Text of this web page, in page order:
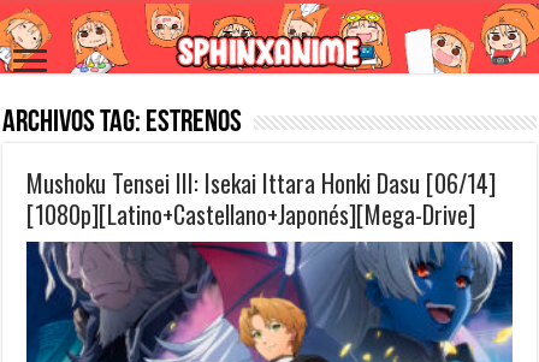
Archivos Tag: Estrenos
Mushoku Tensei III: Isekai Ittara Honki Dasu [06/14]
[1080p][Latino+Castellano+Japonés][Mega-Drive]